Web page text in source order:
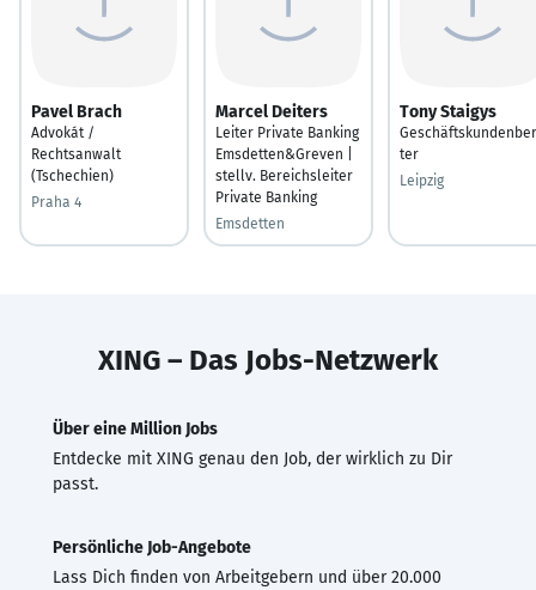
Pavel Brach
Advokát /
Rechtsanwalt
(Tschechien)
Praha 4
Marcel Deiters
Leiter Private Banking
Emsdetten&Greven |
stellv. Bereichsleiter
Private Banking
Emsdetten
Tony Staigys
ter
Leipzig
XING – Das Jobs-Netzwerk
Über eine Million Jobs
Entdecke mit XING genau den Job, der wirklich zu Dir
passt.
Persönliche Job-Angebote
Lass Dich finden von Arbeitgebern und über 20.000